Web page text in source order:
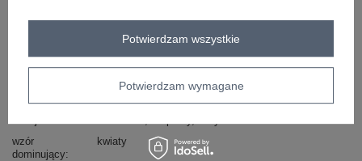
IT-BZ-26018.65
Marka
ITALY MODA
wzór
dominujący
kwiaty
Potwierdzam wymagane
Potwierdzam wszystkie